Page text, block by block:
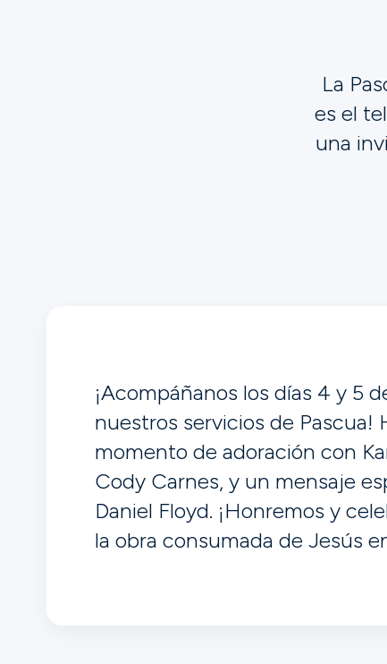
La
es el
una
¡Acompáñanos los días 4 y 5
nuestros servicios de Pascua!
momento de adoración con
Cody Carnes, y un mensaje
Daniel Floyd. ¡Honremos y
la obra consumada de Jesús